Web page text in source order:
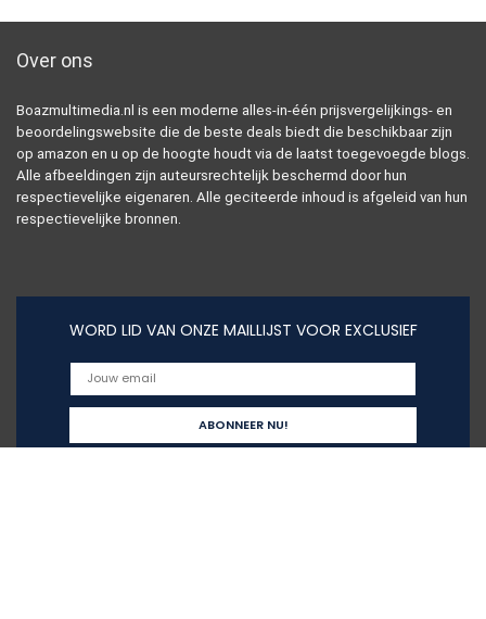
Over ons
Boazmultimedia.nl is een moderne alles-in-één prijsvergelijkings- en
beoordelingswebsite die de beste deals biedt die beschikbaar zijn
op amazon en u op de hoogte houdt via de laatst toegevoegde blogs.
Alle afbeeldingen zijn auteursrechtelijk beschermd door hun
respectievelijke eigenaren. Alle geciteerde inhoud is afgeleid van hun
respectievelijke bronnen.
WORD LID VAN ONZE MAILLIJST VOOR EXCLUSIEF